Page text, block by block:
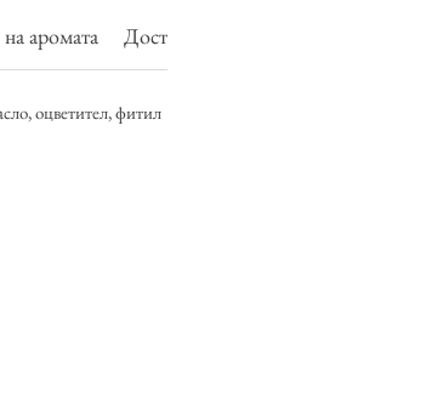
аромата Доставка и връщане
оцветител, фитил